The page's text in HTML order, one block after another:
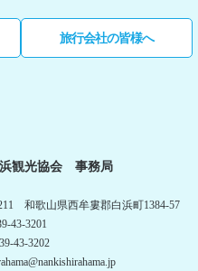
旅行会社の皆様へ
観光協会 事務局
和歌山県西牟婁郡白浜町1384-57
43-3201
43-3202